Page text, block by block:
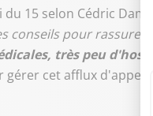
15 selon Cédric
conseils pour rassurer
très peu
gérer cet afflux